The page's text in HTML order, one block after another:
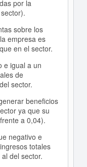
por la
sobre los
empresa es
en el sector.
e igual a un
de
sector.
beneficios
ya que su
a 0,04).
negativo e
totales
del sector.